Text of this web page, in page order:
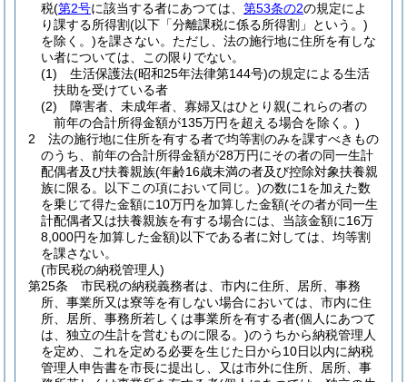
税(第2号に該当する者にあつては、 第53条の2の規定によ
り課する所得割(以下「分離課税に係る所得割」という。)
を除く。)を課さない。 ただし、法の施行地に住所を有しな
い者については、この限りでない。
(1)
生活保護法(昭和25年法律第144号)の規定による生活
扶助を受けている者
(2)
障害者、未成年者、寡婦又はひとり親(これらの者の
前年の合計所得金額が135万円を超える場合を除く。)
2
法の施行地に住所を有する者で均等割のみを課すべきもの
のうち、前年の合計所得金額が28万円にその者の同一生計
配偶者及び扶養親族(年齢16歳未満の者及び控除対象扶養親
族に限る。以下この項において同じ。)の数に1を加えた数
を乗じて得た金額に10万円を加算した金額(その者が同一生
計配偶者又は扶養親族を有する場合には、当該金額に16万
8,000円を加算した金額)以下である者に対しては、均等割
を課さない。
(市民税の納税管理人)
第25条
市民税の納税義務者は、市内に住所、居所、事務
所、事業所又は寮等を有しない場合においては、市内に住
所、居所、事務所若しくは事業所を有する者(個人にあつて
は、独立の生計を営むものに限る。)のうちから納税管理人
を定め、これを定める必要を生じた日から10日以内に納税
管理人申告書を市長に提出し、又は市外に住所、居所、事